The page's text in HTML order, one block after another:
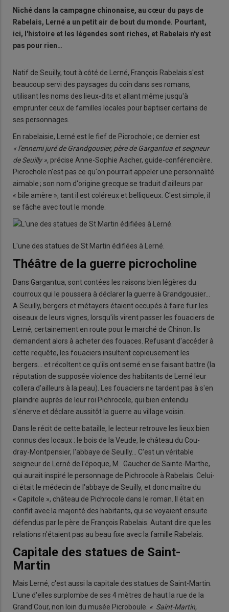
Niché dans la campagne chinonaise, au cœur du pays de
Rabelais, Lerné a un petit air de bout du monde. Pourtant,
ici, l'histoire et les légendes sont riches, et Rabelais n'y est
pas pour rien…
Natif de Seuilly, tout à côté de Lerné, François Rabelais s'est
beaucoup servi des paysages du coin dans ses romans,
utilisant les noms des lieux-dits et allant même jusqu'à
emprunter ceux de familles locales pour baptiser certains de
ses personnages.
En rabelaisie, Lerné est le fief de Picrochole ; ce dernier est
« l'ennemi juré de Grandgousier, père de Gargantua et seigneur
de Seuilly », précise Anne-Sophie Ascher, guide-conférencière.
Picrochole n'est pas ce qu'on pourrait appeler une personnalité
aimable ; son nom d'origine grecque se traduit d'ailleurs par
« bile amère », tant il est coléreux et belliqueux. C'est simple, il
se fâche avec tout le monde.
L'une des statues de St Martin édifiées à Lerné.
Théâtre de la guerre picrocholine
Dans Gargantua, sont contées les raisons bien légères du
courroux qui le poussera à déclarer la guerre à Grandgousier…
A Seuilly, bergers et métayers étaient occupés à faire fuir les
oiseaux de leurs vignes, lorsqu'ils virent passer les fouaciers de
Lerné, certainement en route pour le marché de Chinon. Ils
demandent alors à acheter des fouaces. Refusant d'accéder à
cette requête, les fouaciers insultent copieusement les
bergers… et récoltent ce qu'ils ont semé en se faisant battre (la
réputation de supposée violence des habitants de Lerné leur
collera d'ailleurs à la peau). Les fouaciers ne tardent pas à s'en
plaindre auprès de leur roi Pichrocole, qui bien entendu
s'énerve et déclare aussitôt la guerre au village voisin.
Dans le récit de cette bataille, le lecteur retrouve les lieux bien
connus des locaux : le bois de la Veude, le château du Cou-
dray-Montpensier, l'abbaye de Seuilly… C'est un véritable
seigneur de Lerné de l'époque, M. Gaucher de Sainte-Marthe,
qui aurait inspiré le personnage de Pichrocole à Rabelais. Celui-
ci était le médecin de l'abbaye de Seuilly, et donc maître du
« Capitole », château de Pichrocole dans le roman. Il était en
conflit avec la majorité des habitants, qui se voyaient ensuite
défendus par le père de François Rabelais. Autant dire que les
relations n'étaient pas au beau fixe avec la famille Rabelais.
Capitale des statues de Saint-
Martin
Mais Lerné, c'est aussi la capitale des statues de Saint-Martin.
L'une d'elles surplombe de ses 4 mètres de haut la rue de la
Grand'Cour, non loin du musée Picroboule. « Saint-Martin,